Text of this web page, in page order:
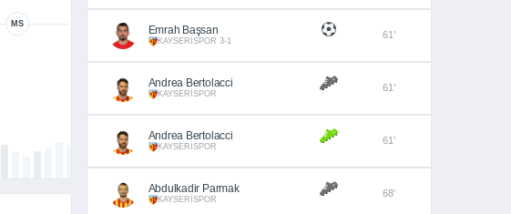
MS
Emrah Başsan
KAYSERİSPOR 3-1
61’
Andrea Bertolacci
KAYSERİSPOR
61’
Andrea Bertolacci
KAYSERİSPOR
61’
Abdulkadir Parmak
KAYSERİSPOR
68’